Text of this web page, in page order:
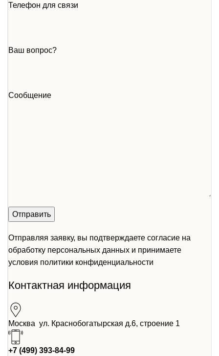
Телефон для связи
Ваш вопрос?
Сообщение
Отправляя заявку, вы подтверждаете согласие на
обработку персональных данных и принимаете
условия политики конфиденциальности
Контактная информация
Москва ул. Краснобогатырская д.6, строение 1
+7 (499) 393-84-99